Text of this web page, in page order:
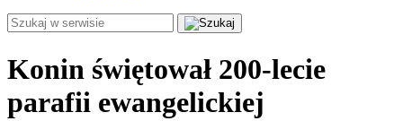
Konin świętował 200-lecie
parafii ewangelickiej